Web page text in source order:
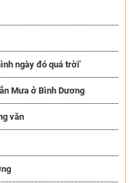
ngày đó quá trời’
Mưa ở Bình Dương
văn